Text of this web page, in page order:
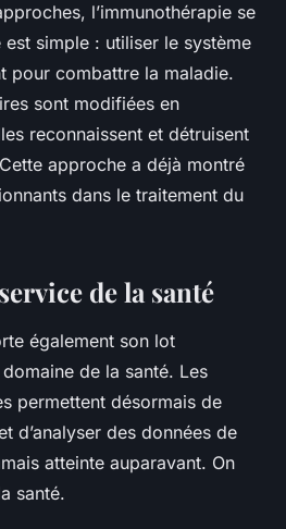
l’immunothérapie se
simple : utiliser le système
pour combattre la maladie.
sont modifiées en
reconnaissent et détruisent
approche a déjà montré
dans le traitement du
de la santé
également son lot
de la santé. Les
permettent désormais de
d’analyser des données de
atteinte auparavant. On
santé.